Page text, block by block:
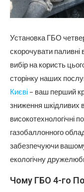
Установка ГБО
скорочувати паливні
вибір на користь
сторінку наших
Києві – ваш перший
зниження шкідливих
високотехнологічні
газобаллонного
забезпечуючи
екологічну
Чому ГБО 4-го